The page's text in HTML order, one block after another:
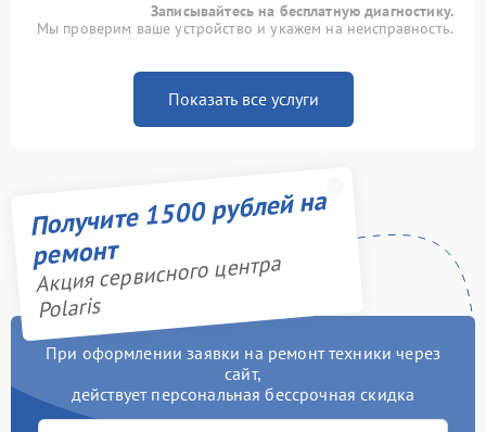
Записывайтесь на бесплатную диагностику.
Мы проверим ваше устройство и укажем на неисправность.
Показать все услуги
Получите 1500 рублей на
ремонт
Акция сервисного центра
Polaris
При оформлении заявки на ремонт техники через
сайт,
действует персональная бессрочная скидка